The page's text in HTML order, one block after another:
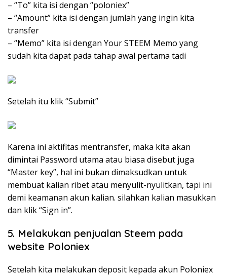
– “To” kita isi dengan “poloniex”
– “Amount” kita isi dengan jumlah yang ingin kita
transfer
– “Memo” kita isi dengan Your STEEM Memo yang
sudah kita dapat pada tahap awal pertama tadi
Setelah itu klik “Submit”
Karena ini aktifitas mentransfer, maka kita akan
dimintai Password utama atau biasa disebut juga
“Master key”, hal ini bukan dimaksudkan untuk
membuat kalian ribet atau menyulit-nyulitkan, tapi ini
demi keamanan akun kalian. silahkan kalian masukkan
dan klik “Sign in”.
5. Melakukan penjualan Steem pada
website Poloniex
Setelah kita melakukan deposit kepada akun Poloniex